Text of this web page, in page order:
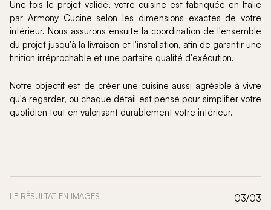
Une fois le projet validé, votre cuisine est fabriquée en Italie
par Armony Cucine selon les dimensions exactes de votre
intérieur. Nous assurons ensuite la coordination de l'ensemble
du projet jusqu'à la livraison et l'installation, afin de garantir une
finition irréprochable et une parfaite qualité d'exécution.
Notre objectif est de créer une cuisine aussi agréable à vivre
qu'à regarder, où chaque détail est pensé pour simplifier votre
quotidien tout en valorisant durablement votre intérieur.
LE RÉSULTAT EN IMAGES 03/03